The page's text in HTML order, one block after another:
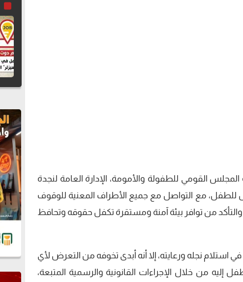
القومي للطفولة والأمومة، الإدارة العامة لنجدة
مع التواصل مع جميع الأطراف المعنية للوقوف
والتأكد من توافر بيئة آمنة ومستقرة تكفل حقوقه وتحافظ
استلام نجله ورعايته، إلا أنه أبدى تخوفه من التعرض لأي
إليه من خلال الإجراءات القانونية والرسمية المتبعة،